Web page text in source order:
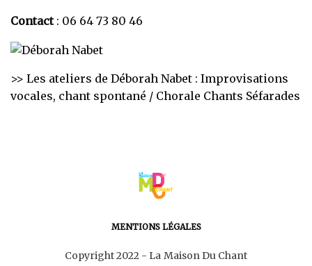
Contact: 06 64 73 80 46
>> Les ateliers de Déborah Nabet :Improvisations
vocales, chant spontané / Chorale Chants Séfarades
MENTIONS LÉGALES
Copyright 2022 - La Maison Du Chant